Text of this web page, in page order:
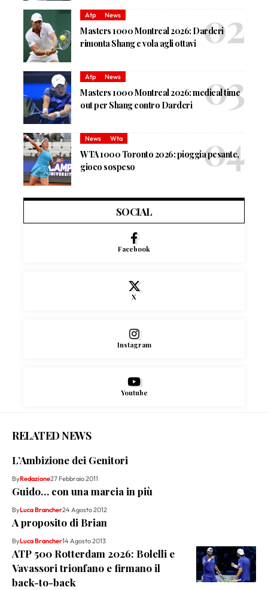
Atp News
Masters 1000 Montreal 2026: Darderi
rimonta Shang e vola agli ottavi
Atp News
Masters 1000 Montreal 2026: medical time
out per Shang contro Darderi
News Wta
WTA 1000 Toronto 2026: pioggia pesante,
gioco sospeso
SOCIAL
Facebook
X
Instagram
Youtube
RELATED NEWS
L’Ambizione dei Genitori
ByRedazione27 Febbraio 2011
Guido… con una marcia in più
ByLuca Brancher24 Agosto 2012
A proposito di Brian
ByLuca Brancher14 Agosto 2013
ATP 500 Rotterdam 2026: Bolelli e
Vavassori trionfano e firmano il
back-to-back